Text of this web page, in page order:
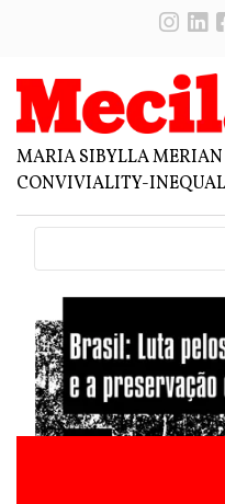
MARIA SIBYLLA MERIAN
CONVIVIALITY-